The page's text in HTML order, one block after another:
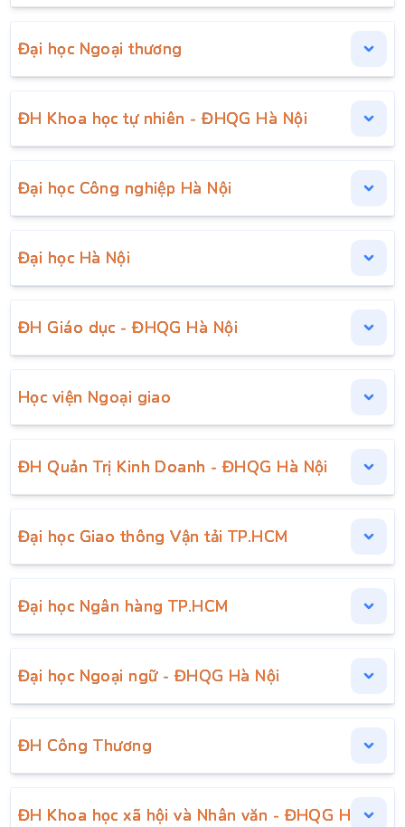
Đại học Ngoại thương
ĐH Khoa học tự nhiên - ĐHQG Hà Nội
Đại học Công nghiệp Hà Nội
Đại học Hà Nội
ĐH Giáo dục - ĐHQG Hà Nội
Học viện Ngoại giao
ĐH Quản Trị Kinh Doanh - ĐHQG Hà Nội
Đại học Giao thông Vận tải TP.HCM
Đại học Ngân hàng TP.HCM
Đại học Ngoại ngữ - ĐHQG Hà Nội
ĐH Công Thương
ĐH Khoa học xã hội và Nhân văn - ĐHQG Hà Nội